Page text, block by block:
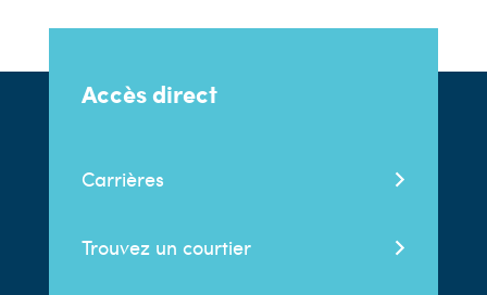
Accès direct
Carrières
Trouvez un courtier